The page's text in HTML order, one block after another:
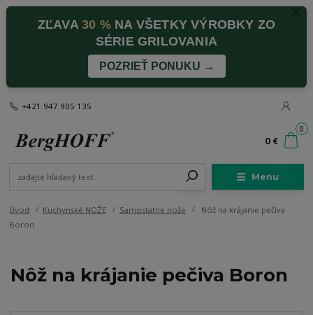
ZĽAVA30 %NA VŠETKY VÝROBKY ZO
SÉRIE GRILOVANIA
POZRIEŤ PONUKU →
Menu
+421 947 905 135
0
0 €
Úvod Kuchynské NOŽE Samostatné nože
Nôž na krájanie pečiva
Boron
Nôž na krájanie pečiva Boron